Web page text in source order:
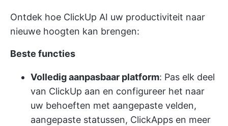
Ontdek hoe ClickUp AI uw productiviteit naar
nieuwe hoogten kan brengen:
Beste functies
Volledig aanpasbaar platform: Pas elk deel
van ClickUp aan en configureer het naar
uw behoeften met aangepaste velden,
aangepaste statussen, ClickApps en meer